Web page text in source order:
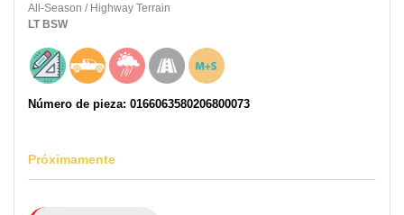
All-Season / Highway Terrain
LT BSW
Número de pieza: 0166063580206800073
Próximamente